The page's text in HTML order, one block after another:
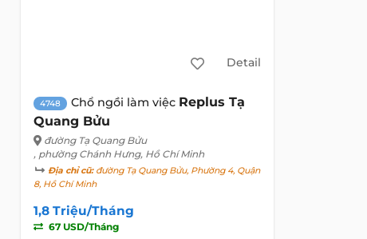
Detail
4748 Chổ ngồi làm việc Replus Tạ
Quang Bửu
đường Tạ Quang Bửu
, phường Chánh Hưng, Hồ Chí Minh
Địa chỉ cũ:đường Tạ Quang Bửu, Phường 4, Quận
8, Hồ Chí Minh
1,8 Triệu/Tháng
67 USD/Tháng